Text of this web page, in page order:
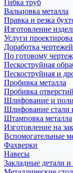
Гибка труб
Вальцовка металла
Правка и резка
Изготовление
Услуги
Доработка чертежей
По готовому
Пескоструйная
Пескоструйная и
Пробивка металла
Пробивка
Шлифование и
Шлифование стали
Штамповка металла
Изготовление на
Вспомогательные
Фахверки
Навесы
Закладные детали